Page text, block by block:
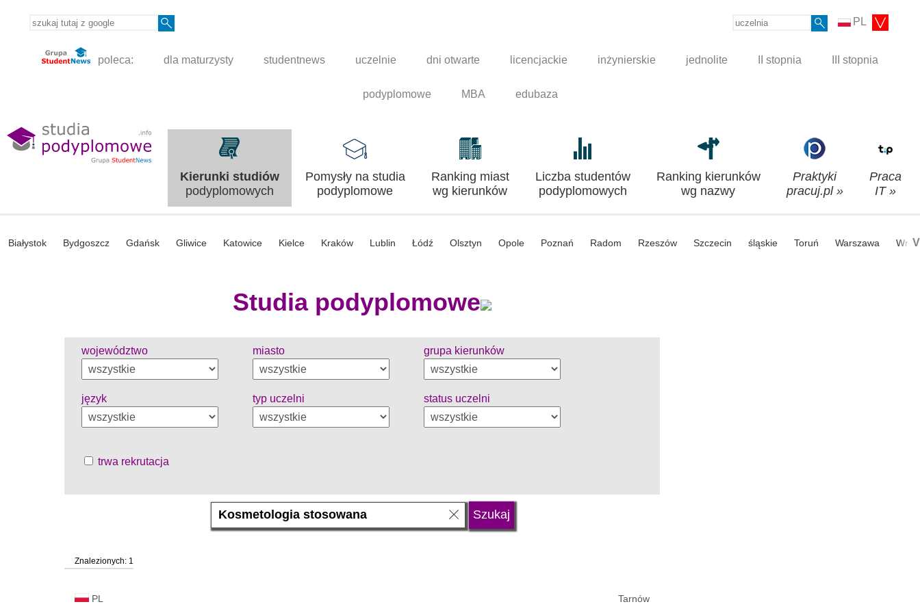
PL
poleca: dla maturzysty studentnews uczelnie dni otwarte licencjackie inżynierskie jednolite II stopnia III stopnia
podyplomowe MBA edubaza
Kierunki studiów
podyplomowych
Pomysły na studia
podyplomowe
Ranking miast
wg kierunków
Liczba studentów
podyplomowych
Ranking kierunków
wg nazwy
Praktyki
pracuj.pl »
Praca
IT »
Białystok Bydgoszcz Gdańsk Gliwice Katowice Kielce Kraków Lublin Łódź Olsztyn Opole Poznań Radom Rzeszów Szczecin śląskie Toruń Warszawa V
Studia podyplomowe
województwo miasto grupa kierunków
język typ uczelni status uczelni
trwa rekrutacja
Znalezionych: 1
PL Tarnów